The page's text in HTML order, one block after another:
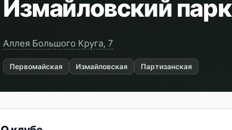
Измайловский парк
Aллея Большого Круга, 7
Первомайская Измайловская Партизанская